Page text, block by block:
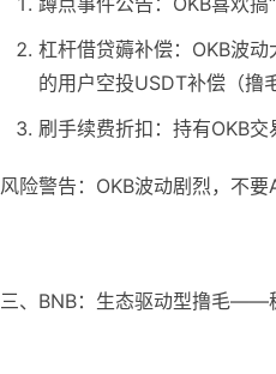
杠杆借贷薅补偿：OKB波
的用户空投USDT补偿（撸
刷手续费折扣：持有OKB
风险警告：OKB波动剧烈，不
三、BNB：生态驱动型撸毛——